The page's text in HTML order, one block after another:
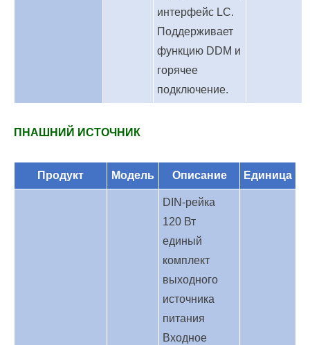
интерфейс LC.
Поддерживает
функцию DDM и
горячее
подключение.
П НАШНИЙ ИСТОЧНИК
Продукт Модель Описание Единица
DIN-рейка
120 Вт
единый
комплект
выходного
источника
питания
Входное